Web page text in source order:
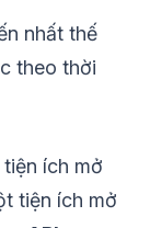
nhất thế
theo thời
ích mở
tiện ích mở